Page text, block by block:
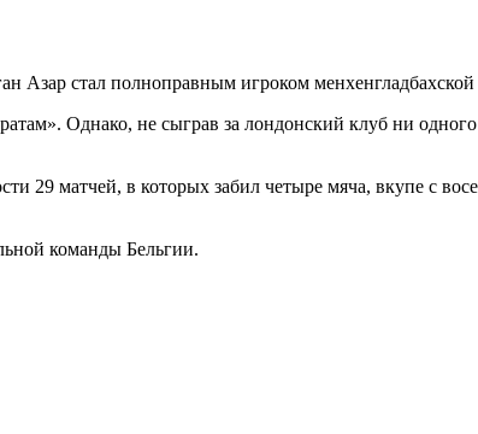
Азар стал полноправным игроком
Однако, не сыграв за лондонский клуб ни
29 матчей, в которых забил четыре мяча, вкупе с
команды Бельгии.